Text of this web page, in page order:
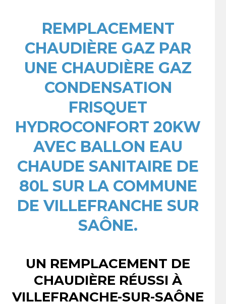
REMPLACEMENT
CHAUDIÈRE GAZ PAR
UNE CHAUDIÈRE GAZ
CONDENSATION
FRISQUET
HYDROCONFORT 20KW
AVEC BALLON EAU
CHAUDE SANITAIRE DE
80L SUR LA COMMUNE
DE VILLEFRANCHE SUR
SAÔNE.
UN REMPLACEMENT DE
CHAUDIÈRE RÉUSSI À
VILLEFRANCHE-SUR-SAÔNE